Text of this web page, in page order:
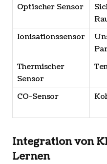
Optischer Sensor
Ionisationssensor
Thermischer
Sensor
CO-Sensor
Integration von
Lernen